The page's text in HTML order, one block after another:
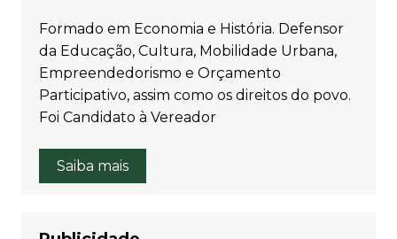
Formado em Economia e História. Defensor
da Educação, Cultura, Mobilidade Urbana,
Empreendedorismo e Orçamento
Participativo, assim como os direitos do povo.
Foi Candidato à Vereador
Saiba mais